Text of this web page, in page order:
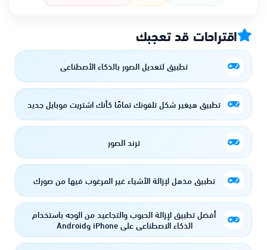
اقتراحات قد تعجبك
تطبيق لتعديل الصور بالذكاء الأصطناعى
تطبيق هيغير شكل تلفونك تمامًا كأنك اشتريت موبايل جديد
ترند الصور
تطبيق مذهل لإزالة الأشياء غير المرغوب فيها من صورك
أفضل تطبيق لإزالة الحبوب والتجاعيد من الوجه باستخدام
الذكاء الاصطناعي على iPhone وAndroid